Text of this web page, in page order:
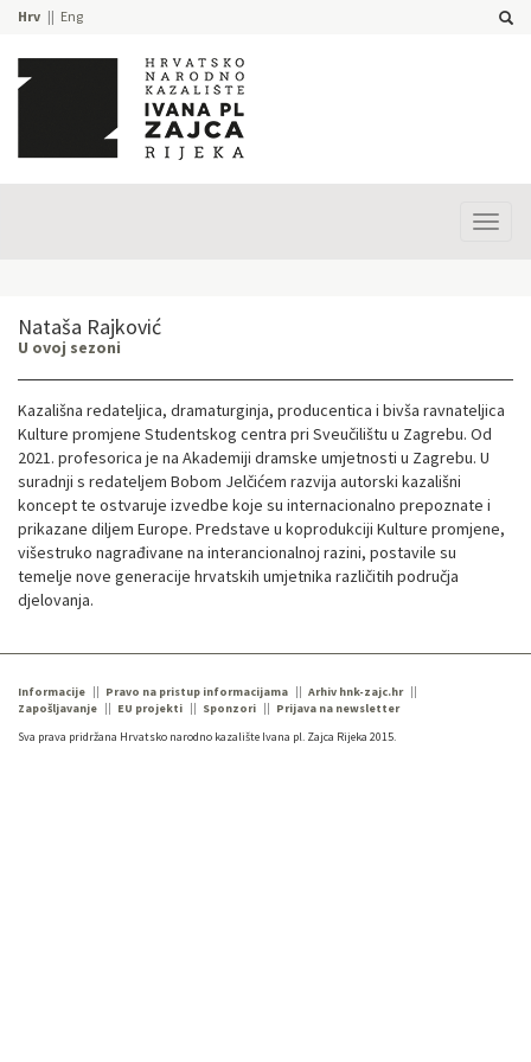
Hrv Eng
Nataša Rajković
U ovoj sezoni
Kazališna redateljica, dramaturginja, producentica i bivša ravnateljica
Kulture promjene Studentskog centra pri Sveučilištu u Zagrebu. Od
2021. profesorica je na Akademiji dramske umjetnosti u Zagrebu. U
suradnji s redateljem Bobom Jelčićem razvija autorski kazališni
koncept te ostvaruje izvedbe koje su internacionalno prepoznate i
prikazane diljem Europe. Predstave u koprodukciji Kulture promjene,
višestruko nagrađivane na interancionalnoj razini, postavile su
temelje nove generacije hrvatskih umjetnika različitih područja
djelovanja.
Informacije Pravo na pristup informacijama
Arhiv hnk-zajc.hr
Zapošljavanje
EU projekti Sponzori
Prijava na newsletter
Sva prava pridržana Hrvatsko narodno kazalište Ivana pl. Zajca Rijeka 2015.